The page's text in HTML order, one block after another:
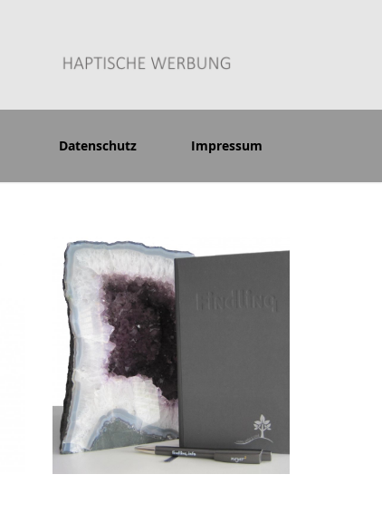
Datenschutz Impressum